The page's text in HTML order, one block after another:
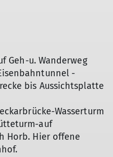
Geh-u. Wanderweg
-
bis Aussichtsplatte
Wasserturm
auf
Horb. Hier offene